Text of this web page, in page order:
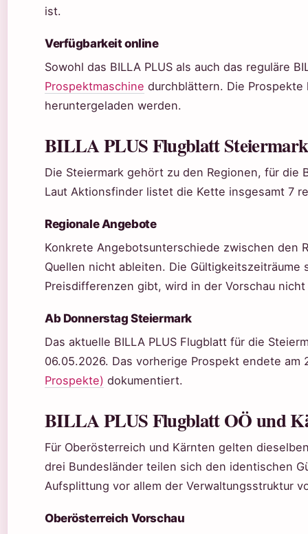
ist.
Verfügbarkeit online
Sowohl das BILLA PLUS als auch das reguläre
Prospektmaschine durchblättern. Die Prospekte
heruntergeladen werden.
BILLA PLUS Flugblatt
Die Steiermark gehört zu den Regionen, für die
Laut Aktionsfinder listet die Kette insgesamt 7
Regionale Angebote
Konkrete Angebotsunterschiede zwischen den
Quellen nicht ableiten. Die
Preisdifferenzen gibt, wird in der Vorschau
Ab Donnerstag Steiermark
Das aktuelle BILLA PLUS Flugblatt für die
06.05.2026. Das vorherige Prospekt endete am
Prospekte) dokumentiert.
BILLA PLUS Flugblatt OÖ und
Für Oberösterreich und Kärnten gelten
drei Bundesländer teilen sich den identischen
Aufsplittung vor allem der Verwaltungsstruktur
Oberösterreich Vorschau